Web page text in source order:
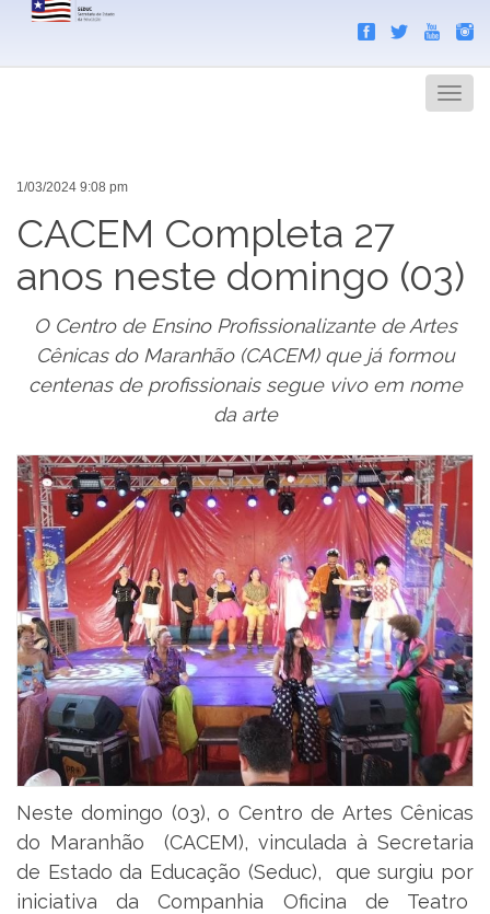
Menu
1/03/2024 9:08 pm
CACEM Completa 27
anos neste domingo (03)
O Centro de Ensino Profissionalizante de Artes
Cênicas do Maranhão (CACEM) que já formou
centenas de profissionais segue vivo em nome
da arte
Neste domingo (03), o Centro de Artes Cênicas
do Maranhão (CACEM), vinculada à Secretaria
de Estado da Educação (Seduc), que surgiu por
iniciativa da Companhia Oficina de Teatro